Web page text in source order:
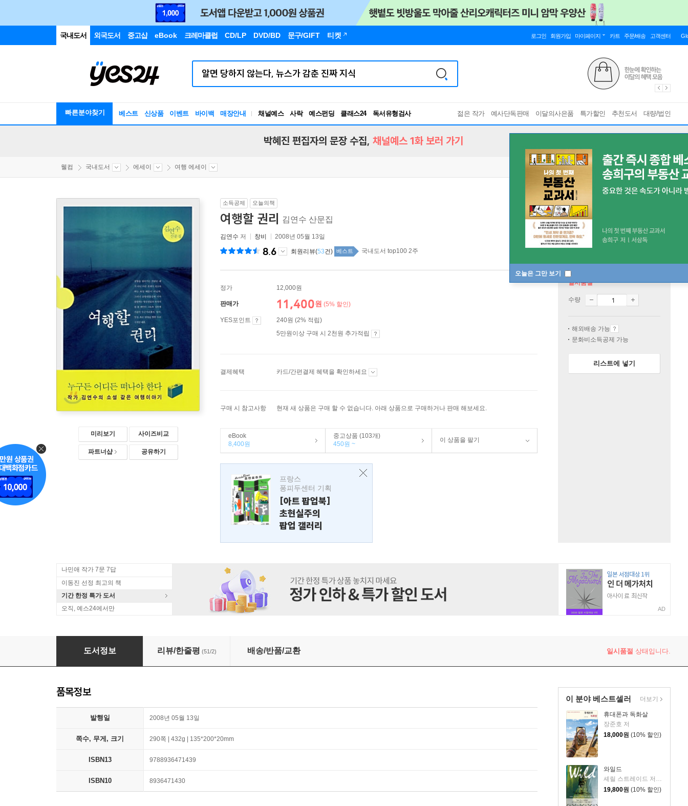
국내도서 외국도서 중고샵 eBook 크레마클럽 CD/LP DVD/BD 문구/GIFT 티켓 로그인 회원가입 마이페이지 카트 주문/배송 고객센터
빠른분야찾기 베스트 신상품 이벤트 바이백 매장안내 채널예스 사락 예스펀딩 클래스24
독서유형검사
RBTI Lab
젊은 작가 예사단독판매 이달의사은품 특가할인 추천도서 대량/법인
오늘은 그만 보기
박혜진 편집자의 문장 수집, 채널예스 1화 보러 가기
웰컴 국내도서 에세이 여행 에세이
미리보기 사이즈비교
파트너샵 공유하기
소득공제 오늘의책
여행할 권리 김연수 산문집
김연수 저 창비 2008년 05월 13일
8.6 회원리뷰(53건) 베스트 국내도서 top100 2주
정가 12,000원
판매가 11,400원 (5% 할인)
YES포인트
240원 (2% 적립)
5만원이상 구매 시 2천원 추가적립
결제혜택 카드/간편결제 혜택을 확인하세요
구매 시 참고사항 현재 새 상품은 구매 할 수 없습니다. 아래 상품으로 구매하거나 판매 해보세요.
eBook
8,400원
중고상품 (103개)
450원 ~
이 상품을 팔기
프랑스
퐁피두센터 기획
[아트 팝업북]
초현실주의
팝업 갤러리
일시품절
수량
해외배송 가능
문화비소득공제 가능
리스트에 넣기
나민애 작가 7문 7답
이동진 선정 최고의 책
기간 한정 특가 도서
오직, 예스24에서만
AD
여행할 권리
도서정보 리뷰/한줄평 (51/2) 배송/반품/교환 일시품절 상태입니다.
이 분야 베스트셀러
휴대폰과 독화살
장준호 저
18,000원 (10% 할인)
와일드
셰릴 스트레이드 저/우진하 역
19,800원 (10% 할인)
더보기
품목정보
발행일 2008년 05월 13일
쪽수, 무게, 크기 290쪽 | 432g | 135*200*20mm
ISBN13 9788936471439
ISBN10 8936471430